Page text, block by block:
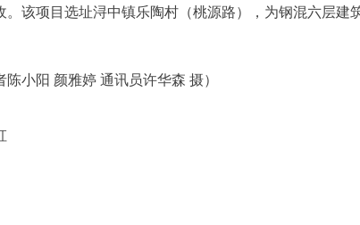
。该项目选址浔中镇乐陶村（桃源路），为钢混六层
陈小阳 颜雅婷 通讯员许华森 摄）